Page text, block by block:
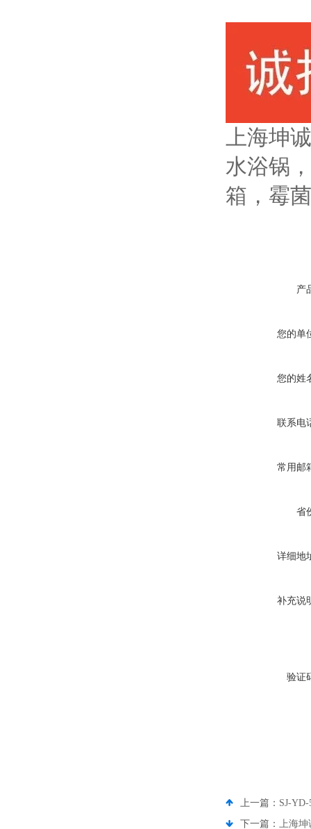
上海坤
水浴锅
箱，霉
产
您的单
您的姓
联系电
常用邮
省
详细地
补充说
验证
上一篇： SJ-
下一篇：
上海